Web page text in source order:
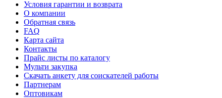
Условия гарантии и возврата
О компании
Обратная связь
FAQ
Карта сайта
Контакты
Прайс листы по каталогу
Мульти закупка
Скачать анкету для соискателей работы
Партнерам
Оптовикам